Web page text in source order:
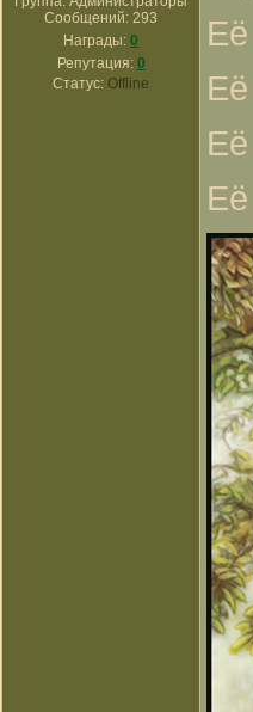
Сообщений: 293
Награды: 0
Репутация: 0
Статус: Offline